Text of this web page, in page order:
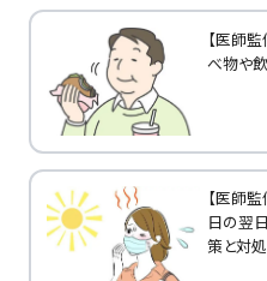
【医師
べ物や
【医師
日の翌
策と対